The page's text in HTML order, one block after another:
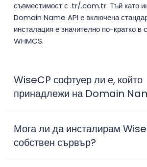
съвместимост с .tr/.com.tr. Тъй като
Domain Name API е включена
инсталация е значително по-кратко в
WHMCS.
WiseCP софтуер ли е, който
принадлежи на Domain
Мога ли да инсталирам
собствен сървър?